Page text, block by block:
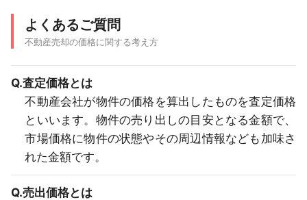
よくあるご質問
不動産売却の価格に関する考え方
Q.査定価格とは
不動産会社が物件の価格を算出したものを査定価格
といいます。物件の売り出しの目安となる金額で、
市場価格に物件の状態やその周辺情報なども加味さ
れた金額です。
Q.売出価格とは